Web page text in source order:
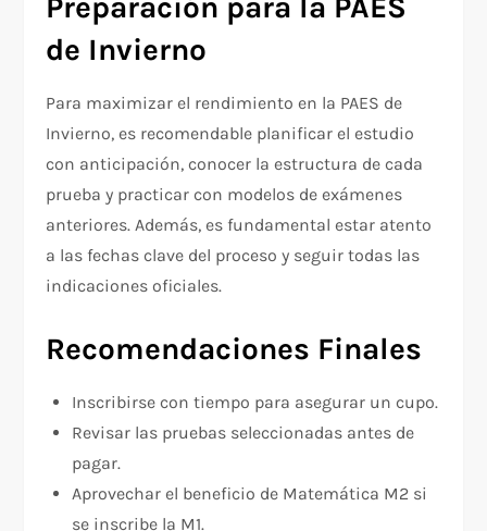
de Invierno
Para maximizar el rendimiento en la PAES de
Invierno, es recomendable planificar el estudio
con anticipación, conocer la estructura de cada
prueba y practicar con modelos de exámenes
anteriores. Además, es fundamental estar atento
a las fechas clave del proceso y seguir todas las
indicaciones oficiales.
Recomendaciones Finales
Inscribirse con tiempo para asegurar un cupo.
Revisar las pruebas seleccionadas antes de
pagar.
Aprovechar el beneficio de Matemática M2 si
se inscribe la M1.